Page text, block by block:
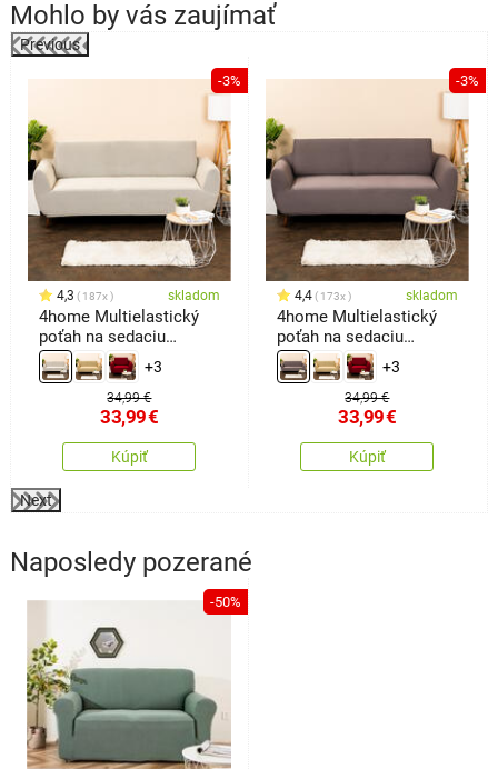
Mohlo by vás zaujímať
Previous
-3%
4,3 187x skladom
4home Multielastický
poťah na sedaciu
súpravu Comfort
smetanová, 180 - 220
+3
34,99 €
33,99€
Kúpiť
-3%
4,4 173x skladom
4home Multielastický
poťah na sedaciu
súpravu Comfort sivá,
180 - 220 cm
+3
34,99 €
33,99€
Kúpiť
Next
Naposledy pozerané
-50%